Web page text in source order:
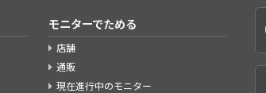
モニターでためる
店舗
通販
現在進行中のモニター